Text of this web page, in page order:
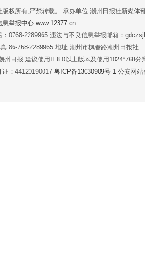
版权所有,严禁转载。 承办单位:潮州日报社新媒体
举报中心:www.12377.cn
0768-2289965 违法与不良信息举报邮箱：
:86-768-2289965 地址:潮州市枫春路潮州日报社
州日报 建议使用IE8.0以上版本及使用1024*768分
：44120190017 粤ICP备13030909号-1 公安网站